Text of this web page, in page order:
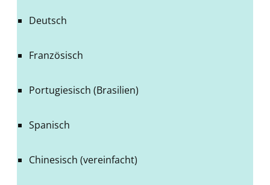
Deutsch
Französisch
Portugiesisch (Brasilien)
Spanisch
Chinesisch (vereinfacht)